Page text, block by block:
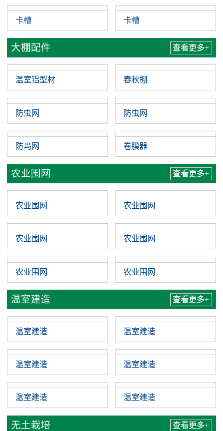
卡槽 卡槽
大棚配件 查看更多+
温室铝型材 春秋棚
防虫网 防虫网
防鸟网 卷膜器
农业围网 查看更多+
农业围网 农业围网
农业围网 农业围网
农业围网 农业围网
温室建造 查看更多+
温室建造 温室建造
温室建造 温室建造
温室建造 温室建造
无土栽培 查看更多+